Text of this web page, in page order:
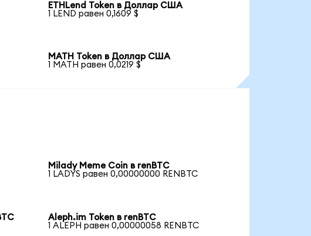
ETHLend Token в Доллар США
1 LEND равен 0,1609 $
MATH Token в Доллар США
1 MATH равен 0,0219 $
Milady Meme Coin в renBTC
1 LADYS равен 0,00000000 RENBTC
Aleph.im Token в renBTC
1 ALEPH равен 0,00000058 RENBTC